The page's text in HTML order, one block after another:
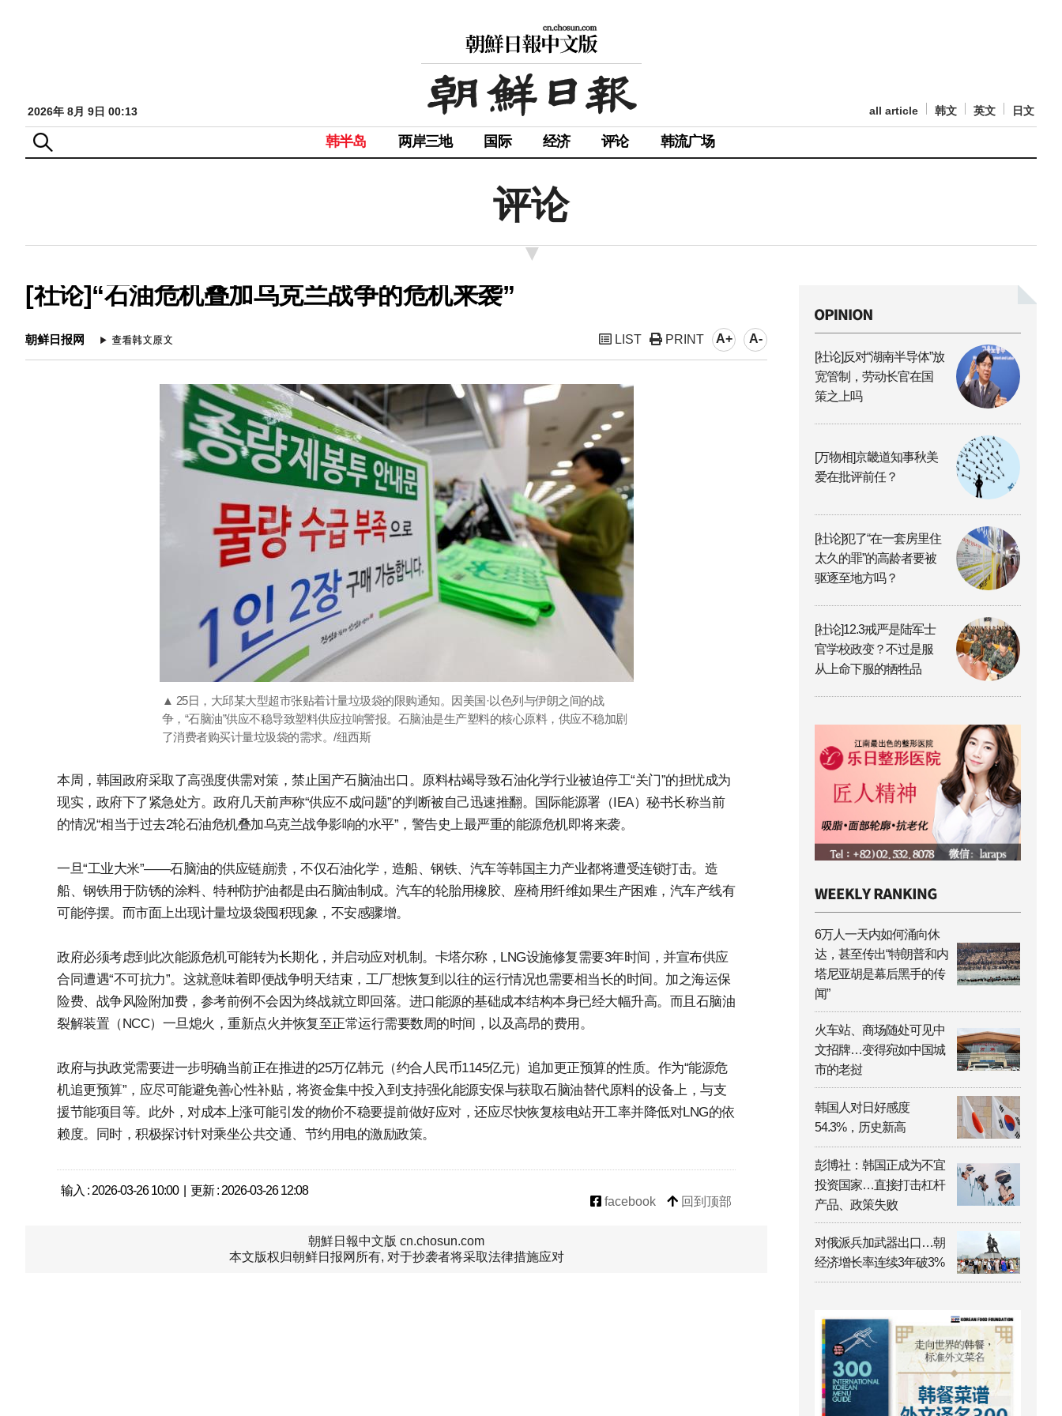
2026年 8月 9日 00:13 all article 韩文 英文 日文
韩半岛 两岸三地 国际 经济 评论 韩流广场
评论
[社论]“石油危机叠加乌克兰战争的危机来袭”
朝鲜日报网 LIST PRINT A+ A-
▲ 25日，大邱某大型超市张贴着计量垃圾袋的限购通知。因美国·以色列与伊朗之间的战
争，“石脑油”供应不稳导致塑料供应拉响警报。石脑油是生产塑料的核心原料，供应不稳加剧
了消费者购买计量垃圾袋的需求。/纽西斯
本周，韩国政府采取了高强度供需对策，禁止国产石脑油出口。原料枯竭导致石油化学行业被迫停工“关门”的担忧成为
现实，政府下了紧急处方。政府几天前声称“供应不成问题”的判断被自己迅速推翻。国际能源署（IEA）秘书长称当前
的情况“相当于过去2轮石油危机叠加乌克兰战争影响的水平”，警告史上最严重的能源危机即将来袭。
一旦“工业大米”——石脑油的供应链崩溃，不仅石油化学，造船、钢铁、汽车等韩国主力产业都将遭受连锁打击。造
船、钢铁用于防锈的涂料、特种防护油都是由石脑油制成。汽车的轮胎用橡胶、座椅用纤维如果生产困难，汽车产线有
可能停摆。而市面上出现计量垃圾袋囤积现象，不安感骤增。
政府必须考虑到此次能源危机可能转为长期化，并启动应对机制。卡塔尔称，LNG设施修复需要3年时间，并宣布供应
合同遭遇“不可抗力”。这就意味着即便战争明天结束，工厂想恢复到以往的运行情况也需要相当长的时间。加之海运保
险费、战争风险附加费，参考前例不会因为终战就立即回落。进口能源的基础成本结构本身已经大幅升高。而且石脑油
裂解装置（NCC）一旦熄火，重新点火并恢复至正常运行需要数周的时间，以及高昂的费用。
政府与执政党需要进一步明确当前正在推进的25万亿韩元（约合人民币1145亿元）追加更正预算的性质。作为“能源危
机追更预算”，应尽可能避免善心性补贴，将资金集中投入到支持强化能源安保与获取石脑油替代原料的设备上，与支
援节能项目等。此外，对成本上涨可能引发的物价不稳要提前做好应对，还应尽快恢复核电站开工率并降低对LNG的依
赖度。同时，积极探讨针对乘坐公共交通、节约用电的激励政策。
输入 : 2026-03-26 10:00 | 更新 : 2026-03-26 12:08
facebook
回到顶部
朝鮮日報中文版 cn.chosun.com
本文版权归朝鲜日报网所有, 对于抄袭者将采取法律措施应对
[社论]反对“湖南半导体”放
宽管制，劳动长官在国
策之上吗
[万物相]京畿道知事秋美
爱在批评前任？
[社论]犯了“在一套房里住
太久的罪”的高龄者要被
驱逐至地方吗？
[社论]12.3戒严是陆军士
官学校政变？不过是服
从上命下服的牺牲品
6万人一天内如何涌向休
达，甚至传出“特朗普和内
塔尼亚胡是幕后黑手的传
闻”
火车站、商场随处可见中
文招牌…变得宛如中国城
市的老挝
韩国人对日好感度
54.3%，历史新高
彭博社：韩国正成为不宜
投资国家…直接打击杠杆
产品、政策失败
对俄派兵加武器出口…朝
经济增长率连续3年破3%